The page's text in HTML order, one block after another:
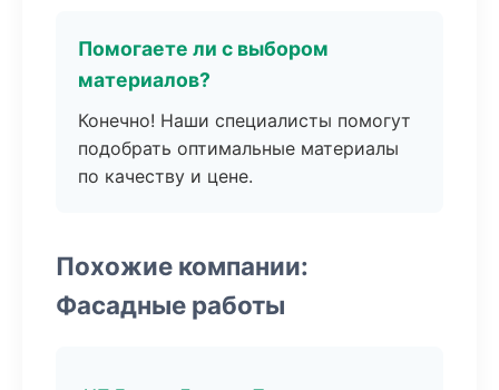
Помогаете ли с выбором
материалов?
Конечно! Наши специалисты помогут
подобрать оптимальные материалы
по качеству и цене.
Похожие компании:
Фасадные работы